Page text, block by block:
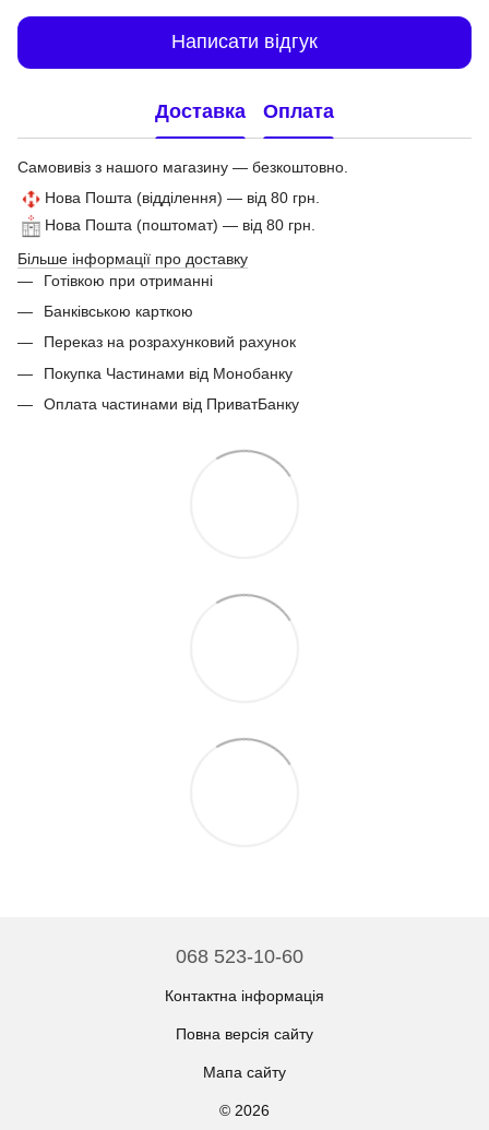
Написати відгук
Доставка Оплата
Самовивіз з нашого магазину — безкоштовно.
Нова Пошта (відділення) — від 80 грн.
Нова Пошта (поштомат) — від 80 грн.
Більше інформації про доставку
Готівкою при отриманні
Банківською карткою
Переказ на розрахунковий рахунок
Покупка Частинами від Монобанку
Оплата частинами від ПриватБанку
068 523-10-60
Контактна інформація
Повна версія сайту
Мапа сайту
© 2026